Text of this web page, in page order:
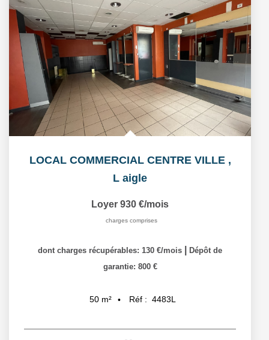
LOCAL COMMERCIAL CENTRE VILLE ,
L aigle
Loyer 930 €/mois
charges comprises
dont charges récupérables: 130 €/mois
Dépôt de
garantie: 800 €
50 m² Réf : 4483L